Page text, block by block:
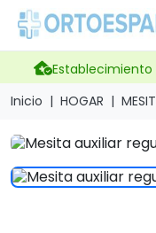
Establecimiento
Inicio
HOGAR